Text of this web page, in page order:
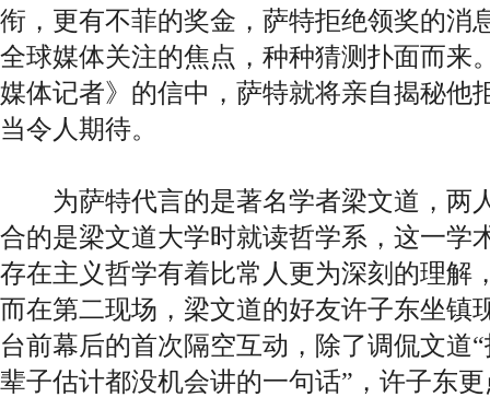
衔，更有不菲的奖金，萨特拒绝领奖的消
全球媒体关注的焦点，种种猜测扑面而来
媒体记者》的信中，萨特就将亲自揭秘他
当令人期待。
为萨特代言的是著名学者梁文道，两
合的是梁文道大学时就读哲学系，这一学
存在主义哲学有着比常人更为深刻的理解
而在第二现场，梁文道的好友许子东坐镇
台前幕后的首次隔空互动，除了调侃文道
辈子估计都没机会讲的一句话”，许子东